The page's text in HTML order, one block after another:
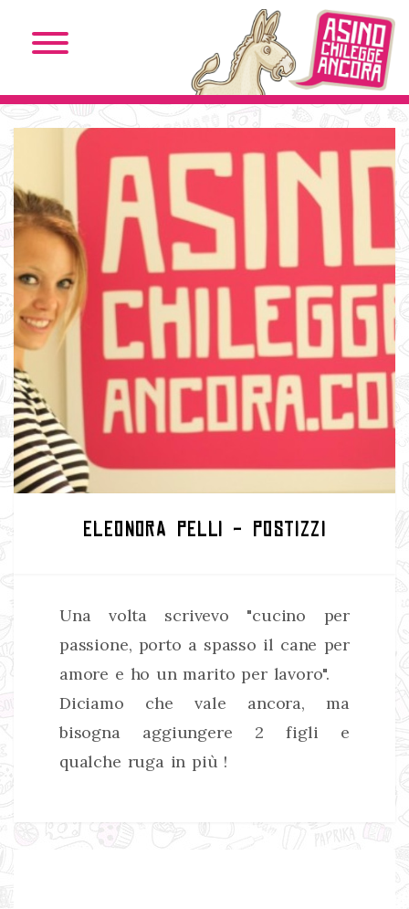
ELEONORA PELLI - POSTIZZI
Una volta scrivevo "cucino per
passione, porto a spasso il cane per
amore e ho un marito per lavoro".
Diciamo che vale ancora, ma
bisogna aggiungere 2 figli e
qualche ruga in più !